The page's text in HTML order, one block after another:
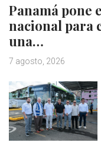
Panamá pone
nacional para
una…
7 agosto, 2026